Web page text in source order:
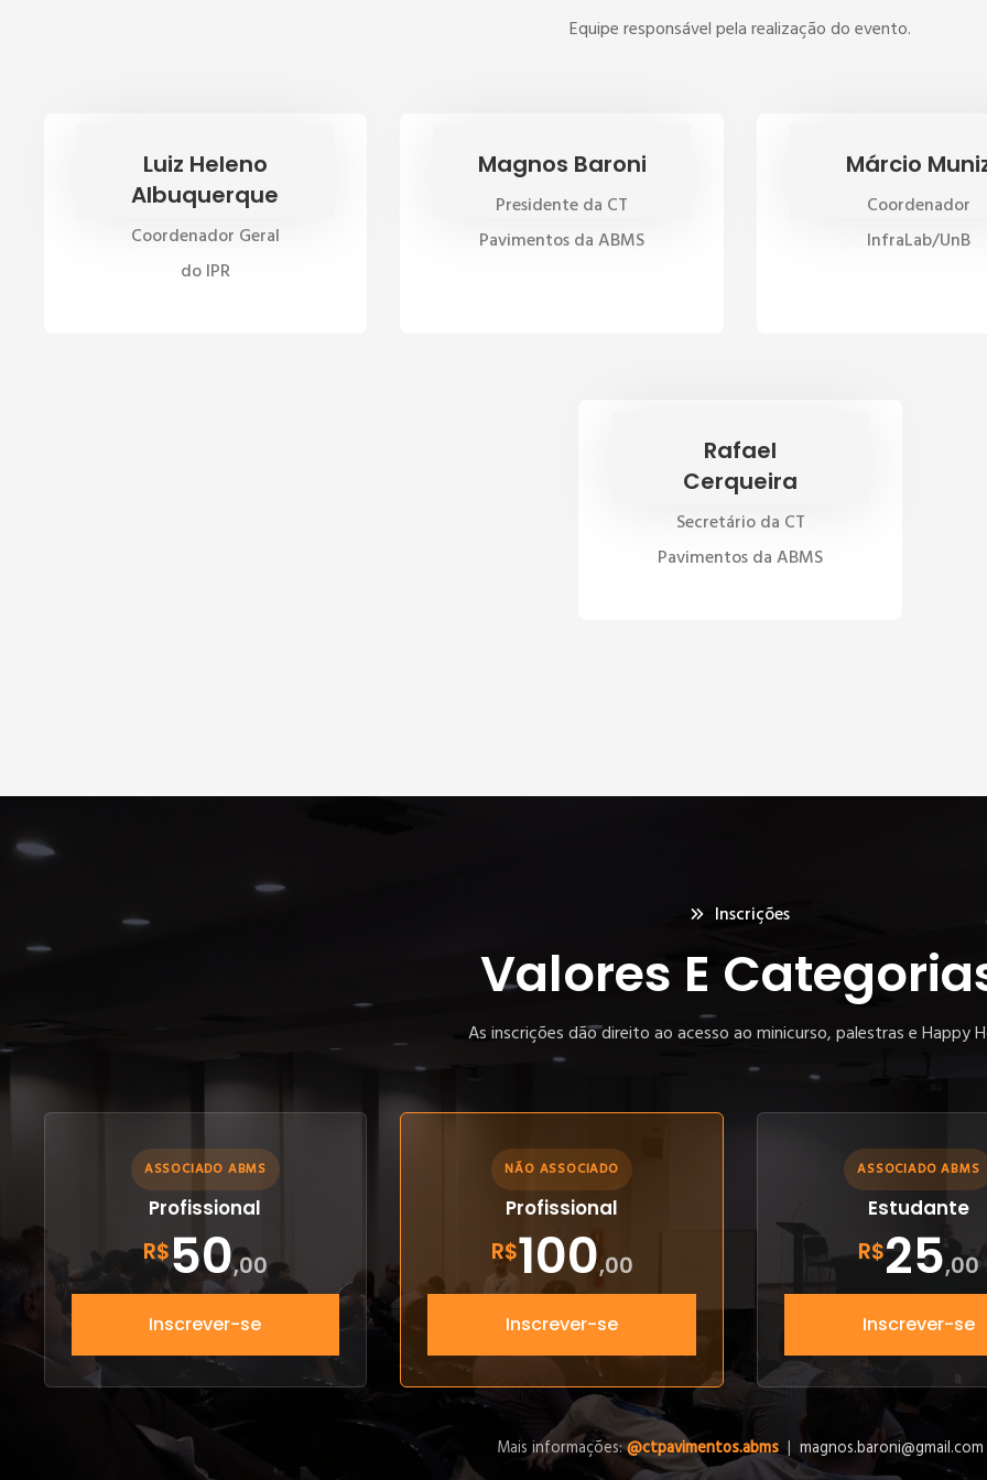
Equipe responsável pela realização do evento.
Luiz Heleno
Albuquerque
Coordenador Geral
do IPR
Magnos Baroni
Presidente da CT
Pavimentos da ABMS
Márcio
Coordenador
InfraLab/UnB
Rafael
Cerqueira
Secretário da CT
Pavimentos da ABMS
Inscrições
Valores E
As inscrições dão direito ao acesso ao minicurso, palestras e Happy
ASSOCIADO ABMS
Profissional
R$50,00
Inscrever-se
NÃO ASSOCIADO
Profissional
R$100,00
Inscrever-se
ASSOCIADO ABMS
Estudante
R$25,00
Inscrever-se
Mais informações:@ctpavimentos.abms| magnos.baroni@gmail.com